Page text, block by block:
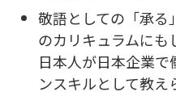
敬語としての「承る
のカリキュラムに
日本人が日本企業
ンスキルとして教え